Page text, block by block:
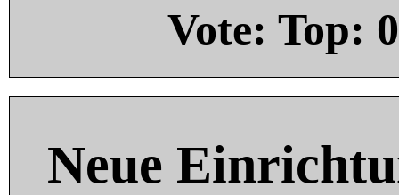
Vote: Top: 0
Neue